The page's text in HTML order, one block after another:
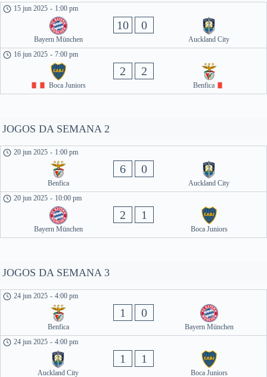
15 jun 2025 - 1:00 pm
Bayern München
10 0
Auckland City
16 jun 2025 - 7:00 pm
Boca Juniors
2 2
Benfica
JOGOS DA SEMANA 2
20 jun 2025 - 1:00 pm
Benfica
6 0
Auckland City
20 jun 2025 - 10:00 pm
Bayern München
2 1
Boca Juniors
JOGOS DA SEMANA 3
24 jun 2025 - 4:00 pm
Benfica
1 0
Bayern München
24 jun 2025 - 4:00 pm
Auckland City
1 1
Boca Juniors